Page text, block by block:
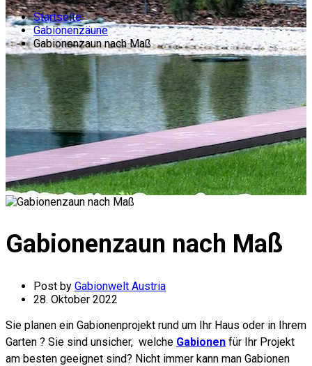
Startseite
Gabionenzäune
Gabionenzaun nach Maß
Gabionenzaun nach Maß
Post by Gabionwelt Austria
28. Oktober 2022
Sie planen ein Gabionenprojekt rund um Ihr Haus oder in Ihrem
Garten ? Sie sind unsicher, welche Gabionen für Ihr Projekt
am besten geeignet sind? Nicht immer kann man Gabionen